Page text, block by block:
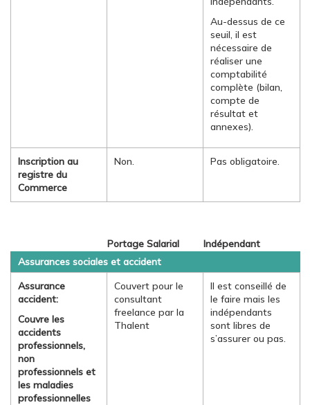
Au-dessus de ce
seuil, il est
nécessaire de
réaliser une
comptabilité
complète (bilan,
compte de
résultat et
annexes).
Inscription au
registre du
Commerce
Non. Pas obligatoire.
Portage Salarial
Indépendant
Assurances sociales et accident
Assurance
accident:
Couvre les
accidents
professionnels,
non
professionnels et
les maladies
professionnelles
Couvert pour le
consultant
freelance par la
Thalent
Il est conseillé de
le faire mais les
indépendants
sont libres de
s’assurer ou pas.